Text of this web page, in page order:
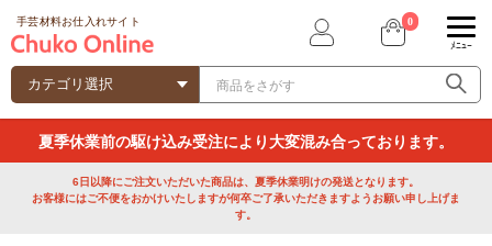
手芸材料お仕入れサイト 0
ﾒﾆｭｰ
夏季休業前の駆け込み受注により大変混み合っております。
6日以降にご注文いただいた商品は、夏季休業明けの発送となります。
お客様にはご不便をおかけいたしますが何卒ご了承いただきますようお願い申し上げま
す。